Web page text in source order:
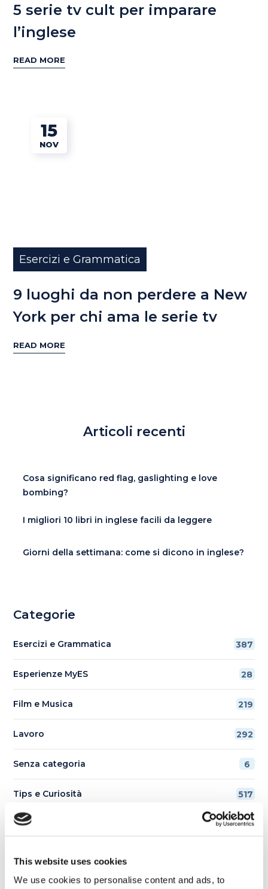
This website uses cookies
We use cookies to personalise content and ads, to
5 serie tv cult per imparare
l’inglese
READ MORE
15
NOV
Esercizi e Grammatica
9 luoghi da non perdere a New
York per chi ama le serie tv
READ MORE
Articoli recenti
Cosa significano red flag, gaslighting e love
bombing?
I migliori 10 libri in inglese facili da leggere
Giorni della settimana: come si dicono in inglese?
Categorie
Esercizi e Grammatica 387
Esperienze MyES 28
Film e Musica 219
Lavoro 292
Senza categoria 6
Tips e Curiosità 517
Ti è piaciuto l'articolo?
Non perderti più nulla da My English School. Tutte le